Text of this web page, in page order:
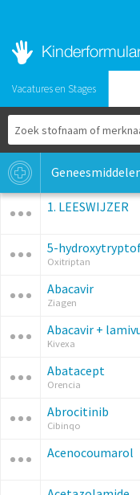
Vacatures en Stages
1. LEESWIJZER
5-
Oxitriptan
Abacavir
Ziagen
Abacavir +
Kivexa
Abatacept
Orencia
Abrocitinib
Cibinqo
Acenocoumarol